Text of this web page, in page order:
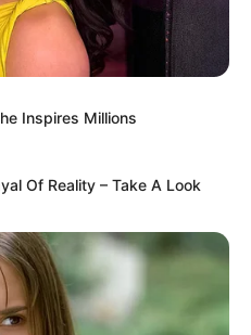
Inspires Millions
Of Reality – Take A Look